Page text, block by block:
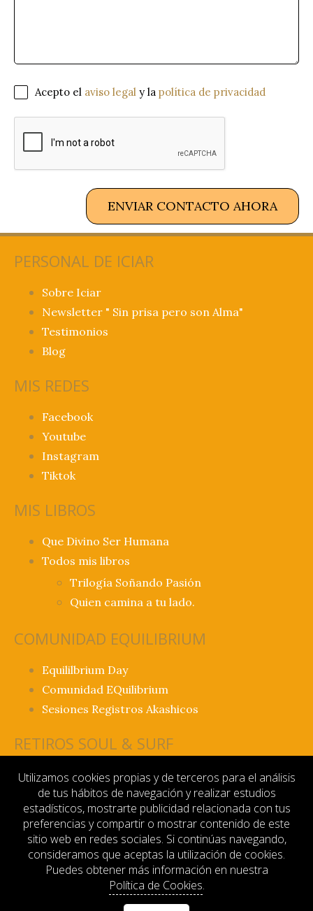
Acepto el aviso legal y la política de privacidad
ENVIAR CONTACTO AHORA
PERSONAL DE ICIAR
Sobre Iciar
Newsletter " Sin prisa pero son Alma"
Testimonios
Blog
MIS REDES
Facebook
Youtube
Instagram
Tiktok
MIS LIBROS
Que Divino Ser Humana
Todos mis libros
Trilogía Soñando Pasión
Quien camina a tu lado.
COMUNIDAD EQUILIBRIUM
Equililbrium Day
Comunidad EQuilibrium
Sesiones Registros Akashicos
RETIROS SOUL & SURF
Retiro Soul & Surf Fuerteventura
INFORMACIÓN
Contacto
Aviso legal
Política de privacidad
Términos y condiciones
Utilizamos cookies propias y de terceros para el análisis
de tus hábitos de navegación y realizar estudios
estadísticos, mostrarte publicidad relacionada con tus
preferencias y compartir o mostrar contenido de este
sitio web en redes sociales. Si continúas navegando,
consideramos que aceptas la utilización de cookies.
Puedes obtener más información en nuestra
Política de Cookies.